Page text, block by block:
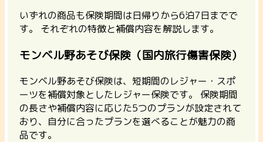
いずれの商品も保険期間は日帰りから6泊7日までで
す。 それぞれの特徴と補償内容を解説します。
モンベル野あそび保険（国内旅行傷害保険）
モンベル野あそび保険は、短期間のレジャー・スポ
ーツを補償対象としたレジャー保険です。 保険期間
の長さや補償内容に応じた5つのプランが設定されて
おり、自分に合ったプランを選べることが魅力の商
品です。